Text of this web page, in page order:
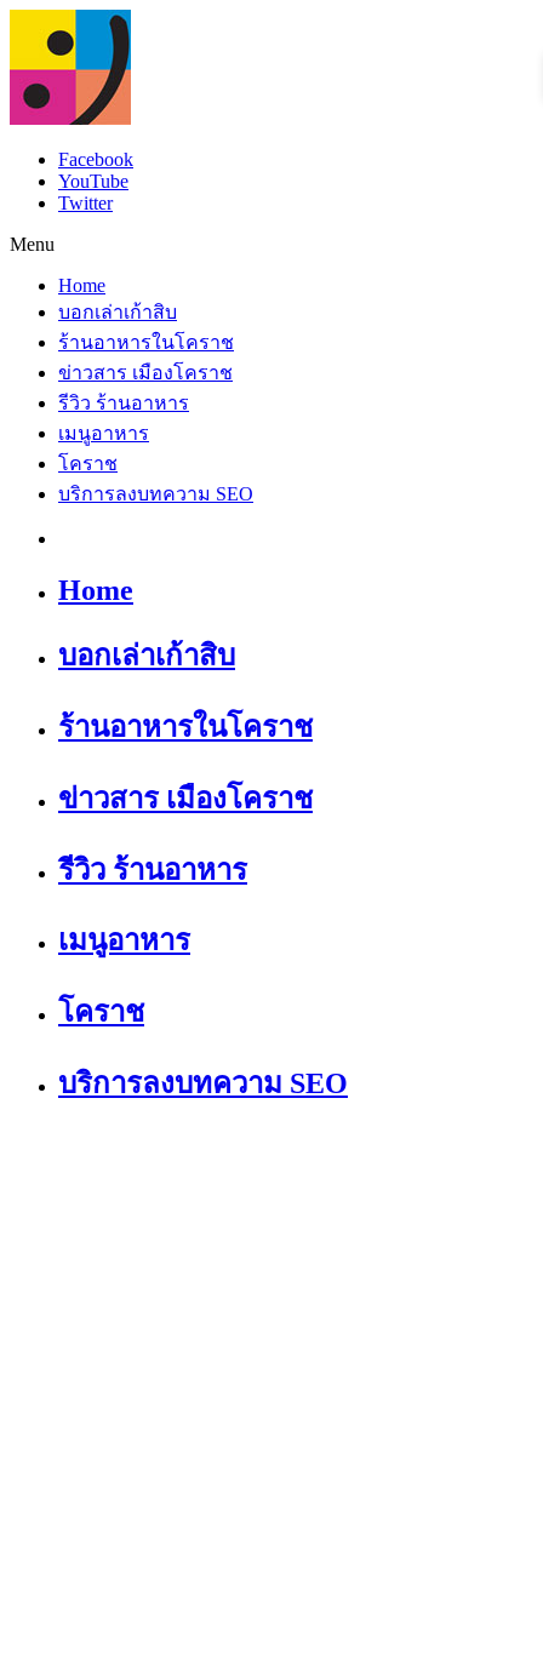
Facebook
YouTube
Twitter
Menu
Home
บอกเล่าเก้าสิบ
ร้านอาหารในโคราช
ข่าวสาร เมืองโคราช
รีวิว ร้านอาหาร
เมนูอาหาร
โคราช
บริการลงบทความ SEO
Home
บอกเล่าเก้าสิบ
ร้านอาหารในโคราช
ข่าวสาร เมืองโคราช
รีวิว ร้านอาหาร
เมนูอาหาร
โคราช
บริการลงบทความ SEO